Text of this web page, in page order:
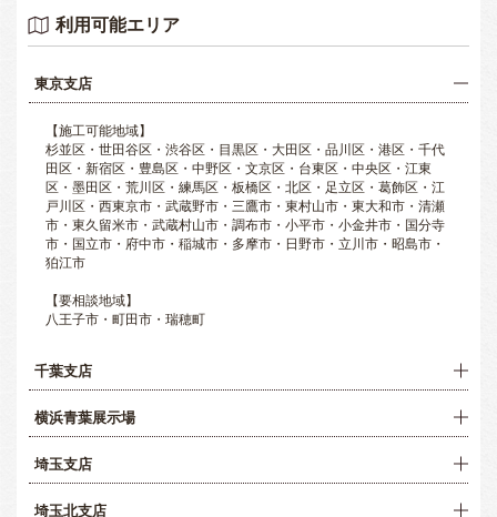
利用可能エリア
東京支店
【施工可能地域】
杉並区・世田谷区・渋谷区・目黒区・大田区・品川区・港区・千代
田区・新宿区・豊島区・中野区・文京区・台東区・中央区・江東
区・墨田区・荒川区・練馬区・板橋区・北区・足立区・葛飾区・江
戸川区・西東京市・武蔵野市・三鷹市・東村山市・東大和市・清瀬
市・東久留米市・武蔵村山市・調布市・小平市・小金井市・国分寺
市・国立市・府中市・稲城市・多摩市・日野市・立川市・昭島市・
狛江市
【要相談地域】
八王子市・町田市・瑞穂町
千葉支店
横浜青葉展示場
埼玉支店
埼玉北支店